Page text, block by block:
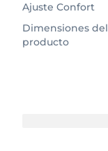
Ajuste Confort
Dimensiones del
producto